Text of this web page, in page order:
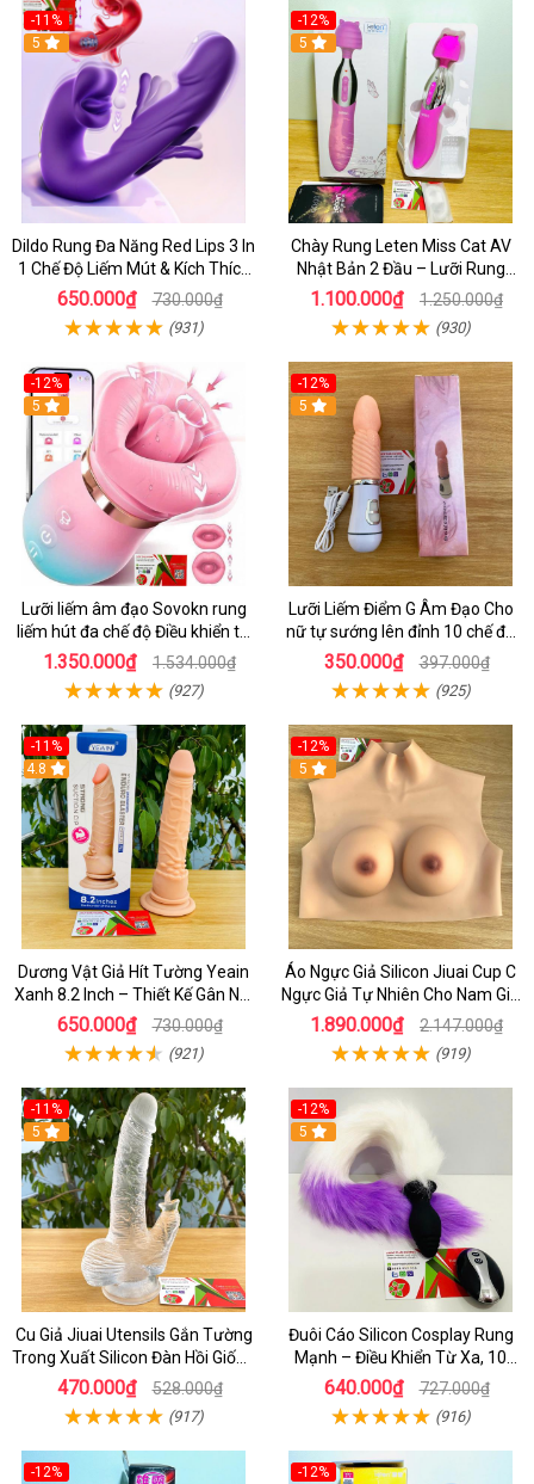
-11%
5
Dildo Rung Đa Năng Red Lips 3 In
1 Chế Độ Liếm Mút & Kích Thích
Điểm G
650.000₫ 730.000₫
(931)
-12%
5
Chày Rung Leten Miss Cat AV
Nhật Bản 2 Đầu – Lưỡi Rung
Siêu Mạnh Kết Hợp Sưởi Ấm Cho
Nữ Sung Sướng
1.100.000₫ 1.250.000₫
(930)
-12%
5
Lưỡi liếm âm đạo Sovokn rung
liếm hút đa chế độ Điều khiển từ
xa qua app
1.350.000₫ 1.534.000₫
(927)
-12%
5
Lưỡi Liếm Điểm G Âm Đạo Cho
nữ tự sướng lên đỉnh 10 chế độ
rung giá tốt
350.000₫ 397.000₫
(925)
-11%
4.8
Dương Vật Giả Hít Tường Yeain
Xanh 8.2 Inch – Thiết Kế Gân Nổi
Chân Thật
650.000₫ 730.000₫
(921)
-12%
5
Áo Ngực Giả Silicon Jiuai Cup C
Ngực Giả Tự Nhiên Cho Nam Giả
Gái, Drag Queen
1.890.000₫ 2.147.000₫
(919)
-11%
5
Cu Giả Jiuai Utensils Gắn Tường
Trong Xuất Silicon Đàn Hồi Giống
Thật
470.000₫ 528.000₫
(917)
-12%
5
Đuôi Cáo Silicon Cosplay Rung
Mạnh – Điều Khiển Từ Xa, 10
Chế Độ Cực Kích Thích
640.000₫ 727.000₫
(916)
-12%
-12%